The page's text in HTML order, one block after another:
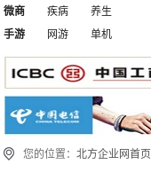
微商
疾病
养生
手游
网游 单机
您的位置：北方企业网首页